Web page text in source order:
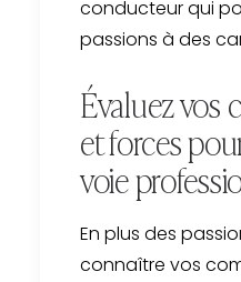
conducteur qui
passions à des
Évaluez vos
et forces
voie
En plus des
connaître vos